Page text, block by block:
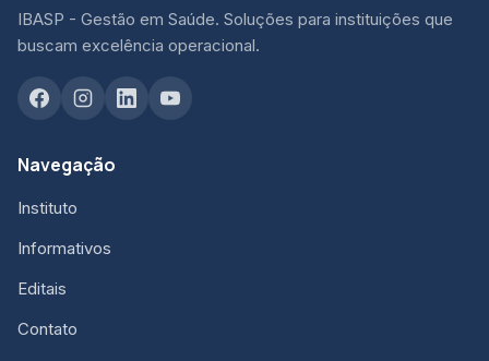
IBASP - Gestão em Saúde. Soluções para instituições que
buscam excelência operacional.
Navegação
Instituto
Informativos
Editais
Contato